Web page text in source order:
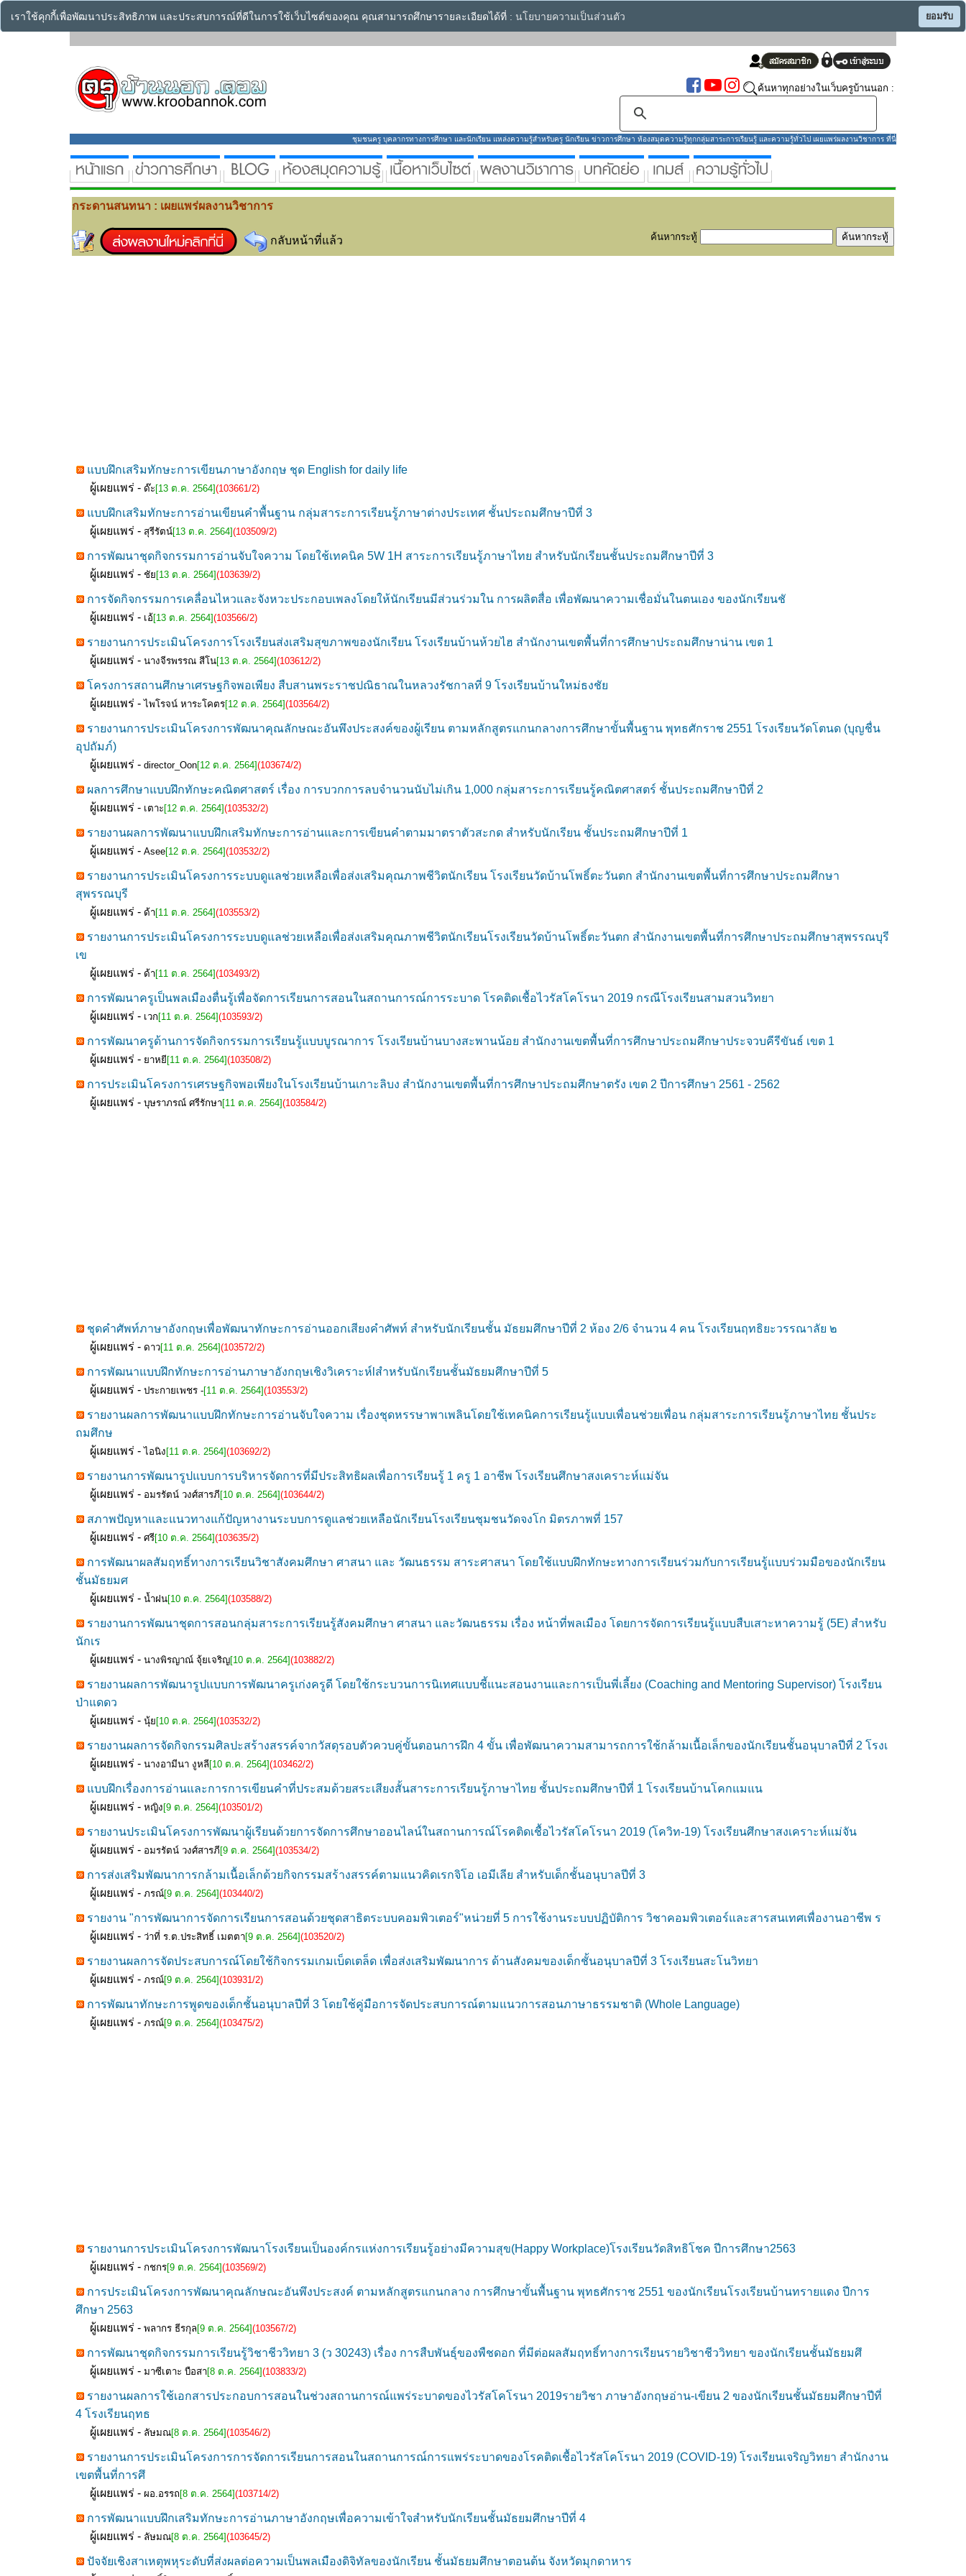
เราใช้คุกกี้เพื่อพัฒนาประสิทธิภาพ และประสบการณ์ที่ดีในการใช้เว็บไซต์ของคุณ คุณสามารถศึกษารายละเอียดได้ที่ : นโยบายความเป็นส่วนตัว ยอมรับ
ค้นหาทุกอย่างในเว็บครูบ้านนอก :
ชุมชนครู บุคลากรทางการศึกษา และนักเรียน แหล่งความรู้สำหรับครู นักเรียน ข่าวการศึกษา ห้องสมุดความรู้ทุกกลุ่มสาระการเรียนรู้ และความรู้ทั่วไป เผยแพร่ผลงานวิชาการ ที่นี่
กระดานสนทนา : เผยแพร่ผลงานวิชาการ
กลับหน้าที่แล้ว ค้นหากระทู้
แบบฝึกเสริมทักษะการเขียนภาษาอังกฤษ ชุด English for daily life
ผู้เผยแพร่ - ด๊ะ [13 ต.ค. 2564](103661/2)
แบบฝึกเสริมทักษะการอ่านเขียนคำพื้นฐาน กลุ่มสาระการเรียนรู้ภาษาต่างประเทศ ชั้นประถมศึกษาปีที่ 3
ผู้เผยแพร่ - สุรีรัตน์[13 ต.ค. 2564](103509/2)
การพัฒนาชุดกิจกรรมการอ่านจับใจความ โดยใช้เทคนิค 5W 1H สาระการเรียนรู้ภาษาไทย สำหรับนักเรียนชั้นประถมศึกษาปีที่ 3
ผู้เผยแพร่ - ชัย [13 ต.ค. 2564](103639/2)
การจัดกิจกรรมการเคลื่อนไหวและจังหวะประกอบเพลงโดยให้นักเรียนมีส่วนร่วมใน การผลิตสื่อ เพื่อพัฒนาความเชื่อมั่นในตนเอง ของนักเรียนชั
ผู้เผยแพร่ - เอ้ [13 ต.ค. 2564](103566/2)
รายงานการประเมินโครงการโรงเรียนส่งเสริมสุขภาพของนักเรียน โรงเรียนบ้านห้วยไฮ สำนักงานเขตพื้นที่การศึกษาประถมศึกษาน่าน เขต 1
ผู้เผยแพร่ - นางจีรพรรณ สีโน[13 ต.ค. 2564](103612/2)
โครงการสถานศึกษาเศรษฐกิจพอเพียง สืบสานพระราชปณิธาณในหลวงรัชกาลที่ 9 โรงเรียนบ้านใหม่ธงชัย
ผู้เผยแพร่ -ไพโรจน์ หาระโคตร[12 ต.ค. 2564](103564/2)
รายงานการประเมินโครงการพัฒนาคุณลักษณะอันพึงประสงค์ของผู้เรียน ตามหลักสูตรแกนกลางการศึกษาขั้นพื้นฐาน พุทธศักราช 2551 โรงเรียนวัดโตนด (บุญชื่น
อุปถัมภ์)
ผู้เผยแพร่ - director_Oon[12 ต.ค. 2564](103674/2)
ผลการศึกษาแบบฝึกทักษะคณิตศาสตร์ เรื่อง การบวกการลบจำนวนนับไม่เกิน 1,000 กลุ่มสาระการเรียนรู้คณิตศาสตร์ ชั้นประถมศึกษาปีที่ 2
ผู้เผยแพร่ - เตาะ [12 ต.ค. 2564](103532/2)
รายงานผลการพัฒนาแบบฝึกเสริมทักษะการอ่านและการเขียนคำตามมาตราตัวสะกด สำหรับนักเรียน ชั้นประถมศึกษาปีที่ 1
ผู้เผยแพร่ - Asee[12 ต.ค. 2564](103532/2)
รายงานการประเมินโครงการระบบดูแลช่วยเหลือเพื่อส่งเสริมคุณภาพชีวิตนักเรียน โรงเรียนวัดบ้านโพธิ์ตะวันตก สำนักงานเขตพื้นที่การศึกษาประถมศึกษา
สุพรรณบุรี
ผู้เผยแพร่ - ด้า[11 ต.ค. 2564](103553/2)
รายงานการประเมินโครงการระบบดูแลช่วยเหลือเพื่อส่งเสริมคุณภาพชีวิตนักเรียนโรงเรียนวัดบ้านโพธิ์ตะวันตก สำนักงานเขตพื้นที่การศึกษาประถมศึกษาสุพรรณบุรี
เข
ผู้เผยแพร่ - ด้า[11 ต.ค. 2564](103493/2)
การพัฒนาครูเป็นพลเมืองตื่นรู้เพื่อจัดการเรียนการสอนในสถานการณ์การระบาด โรคติดเชื้อไวรัสโคโรนา 2019 กรณีโรงเรียนสามสวนวิทยา
ผู้เผยแพร่ - เวก [11 ต.ค. 2564](103593/2)
การพัฒนาครูด้านการจัดกิจกรรมการเรียนรู้แบบบูรณาการ โรงเรียนบ้านบางสะพานน้อย สำนักงานเขตพื้นที่การศึกษาประถมศึกษาประจวบคีรีขันธ์ เขต 1
ผู้เผยแพร่ - ยาหยี [11 ต.ค. 2564](103508/2)
การประเมินโครงการเศรษฐกิจพอเพียงในโรงเรียนบ้านเกาะลิบง สำนักงานเขตพื้นที่การศึกษาประถมศึกษาตรัง เขต 2 ปีการศึกษา 2561 - 2562
ผู้เผยแพร่ - บุษราภรณ์ ศรีรักษา[11 ต.ค. 2564](103584/2)
ชุดคำศัพท์ภาษาอังกฤษเพื่อพัฒนาทักษะการอ่านออกเสียงคำศัพท์ สำหรับนักเรียนชั้น มัธยมศึกษาปีที่ 2 ห้อง 2/6 จำนวน 4 คน โรงเรียนฤทธิยะวรรณาลัย ๒
ผู้เผยแพร่ - ดาว[11 ต.ค. 2564](103572/2)
การพัฒนาแบบฝึกทักษะการอ่านภาษาอังกฤษเชิงวิเคราะห์lสำหรับนักเรียนชั้นมัธยมศึกษาปีที่ 5
ผู้เผยแพร่ - ประกายเพชร -[11 ต.ค. 2564](103553/2)
รายงานผลการพัฒนาแบบฝึกทักษะการอ่านจับใจความ เรื่องชุดหรรษาพาเพลินโดยใช้เทคนิคการเรียนรู้แบบเพื่อนช่วยเพื่อน กลุ่มสาระการเรียนรู้ภาษาไทย ชั้นประ
ถมศึกษ
ผู้เผยแพร่ -ไอนิง [11 ต.ค. 2564](103692/2)
รายงานการพัฒนารูปแบบการบริหารจัดการที่มีประสิทธิผลเพื่อการเรียนรู้ 1 ครู 1 อาชีพ โรงเรียนศึกษาสงเคราะห์แม่จัน
ผู้เผยแพร่ - อมรรัตน์ วงศ์สารภี [10 ต.ค. 2564](103644/2)
สภาพปัญหาและแนวทางแก้ปัญหางานระบบการดูแลช่วยเหลือนักเรียนโรงเรียนชุมชนวัดจงโก มิตรภาพที่ 157
ผู้เผยแพร่ - ศรี[10 ต.ค. 2564](103635/2)
การพัฒนาผลสัมฤทธิ์ทางการเรียนวิชาสังคมศึกษา ศาสนา และ วัฒนธรรม สาระศาสนา โดยใช้แบบฝึกทักษะทางการเรียนร่วมกับการเรียนรู้แบบร่วมมือของนักเรียน
ชั้นมัธยมศ
ผู้เผยแพร่ - น้ำฝน[10 ต.ค. 2564](103588/2)
รายงานการพัฒนาชุดการสอนกลุ่มสาระการเรียนรู้สังคมศึกษา ศาสนา และวัฒนธรรม เรื่อง หน้าที่พลเมือง โดยการจัดการเรียนรู้แบบสืบเสาะหาความรู้ (5E) สำหรับ
นักเร
ผู้เผยแพร่ - นางพิรญาณ์ จุ้ยเจริญ[10 ต.ค. 2564](103882/2)
รายงานผลการพัฒนารูปแบบการพัฒนาครูเก่งครูดี โดยใช้กระบวนการนิเทศแบบชี้แนะสอนงานและการเป็นพี่เลี้ยง (Coaching and Mentoring Supervisor) โรงเรียน
ป่าแดดว
ผู้เผยแพร่ - นุ้ย [10 ต.ค. 2564](103532/2)
รายงานผลการจัดกิจกรรมศิลปะสร้างสรรค์จากวัสดุรอบตัวควบคู่ขั้นตอนการฝึก 4 ขั้น เพื่อพัฒนาความสามารถการใช้กล้ามเนื้อเล็กของนักเรียนชั้นอนุบาลปีที่ 2 โรงเ
ผู้เผยแพร่ - นางอามีนา งูหลี [10 ต.ค. 2564](103462/2)
แบบฝึกเรื่องการอ่านและการการเขียนคำที่ประสมด้วยสระเสียงสั้นสาระการเรียนรู้ภาษาไทย ชั้นประถมศึกษาปีที่ 1 โรงเรียนบ้านโคกแมแน
ผู้เผยแพร่ - หญิง [9 ต.ค. 2564](103501/2)
รายงานประเมินโครงการพัฒนาผู้เรียนด้วยการจัดการศึกษาออนไลน์ในสถานการณ์โรคติดเชื้อไวรัสโคโรนา 2019 (โควิท-19) โรงเรียนศึกษาสงเคราะห์แม่จัน
ผู้เผยแพร่ - อมรรัตน์ วงศ์สารภี [9 ต.ค. 2564](103534/2)
การส่งเสริมพัฒนาการกล้ามเนื้อเล็กด้วยกิจกรรมสร้างสรรค์ตามแนวคิดเรกจิโอ เอมีเลีย สำหรับเด็กชั้นอนุบาลปีที่ 3
ผู้เผยแพร่ - ภรณ์[9 ต.ค. 2564](103440/2)
รายงาน "การพัฒนาการจัดการเรียนการสอนด้วยชุดสาธิตระบบคอมพิวเตอร์"หน่วยที่ 5 การใช้งานระบบปฏิบัติการ วิชาคอมพิวเตอร์และสารสนเทศเพื่องานอาชีพ ร
ผู้เผยแพร่ - ว่าที่ ร.ต.ประสิทธิ์ เมตตา[9 ต.ค. 2564](103520/2)
รายงานผลการจัดประสบการณ์โดยใช้กิจกรรมเกมเบ็ดเตล็ด เพื่อส่งเสริมพัฒนาการ ด้านสังคมของเด็กชั้นอนุบาลปีที่ 3 โรงเรียนสะโนวิทยา
ผู้เผยแพร่ - ภรณ์[9 ต.ค. 2564](103931/2)
การพัฒนาทักษะการพูดของเด็กชั้นอนุบาลปีที่ 3 โดยใช้คู่มือการจัดประสบการณ์ตามแนวการสอนภาษาธรรมชาติ (Whole Language)
ผู้เผยแพร่ - ภรณ์[9 ต.ค. 2564](103475/2)
รายงานการประเมินโครงการพัฒนาโรงเรียนเป็นองค์กรแห่งการเรียนรู้อย่างมีความสุข(Happy Workplace)โรงเรียนวัดสิทธิโชค ปีการศึกษา2563
ผู้เผยแพร่ - กชกร[9 ต.ค. 2564](103569/2)
การประเมินโครงการพัฒนาคุณลักษณะอันพึงประสงค์ ตามหลักสูตรแกนกลาง การศึกษาขั้นพื้นฐาน พุทธศักราช 2551 ของนักเรียนโรงเรียนบ้านทรายแดง ปีการ
ศึกษา 2563
ผู้เผยแพร่ - พลากร ธีรกุล [9 ต.ค. 2564](103567/2)
การพัฒนาชุดกิจกรรมการเรียนรู้วิชาชีววิทยา 3 (ว 30243) เรื่อง การสืบพันธุ์ของพืชดอก ที่มีต่อผลสัมฤทธิ์ทางการเรียนรายวิชาชีววิทยา ของนักเรียนชั้นมัธยมศึ
ผู้เผยแพร่ - มาซีเตาะ บือสา[8 ต.ค. 2564](103833/2)
รายงานผลการใช้เอกสารประกอบการสอนในช่วงสถานการณ์แพร่ระบาดของไวรัสโคโรนา 2019รายวิชา ภาษาอังกฤษอ่าน-เขียน 2 ของนักเรียนชั้นมัธยมศึกษาปีที่
4 โรงเรียนฤทธ
ผู้เผยแพร่ - ลัษมณ[8 ต.ค. 2564](103546/2)
รายงานการประเมินโครงการการจัดการเรียนการสอนในสถานการณ์การแพร่ระบาดของโรคติดเชื้อไวรัสโคโรนา 2019 (COVID-19) โรงเรียนเจริญวิทยา สำนักงาน
เขตพื้นที่การศึ
ผู้เผยแพร่ - ผอ.อรรถ [8 ต.ค. 2564](103714/2)
การพัฒนาแบบฝึกเสริมทักษะการอ่านภาษาอังกฤษเพื่อความเข้าใจสำหรับนักเรียนชั้นมัธยมศึกษาปีที่ 4
ผู้เผยแพร่ - ลัษมณ[8 ต.ค. 2564](103645/2)
ปัจจัยเชิงสาเหตุพหุระดับที่ส่งผลต่อความเป็นพลเมืองดิจิทัลของนักเรียน ชั้นมัธยมศึกษาตอนต้น จังหวัดมุกดาหาร